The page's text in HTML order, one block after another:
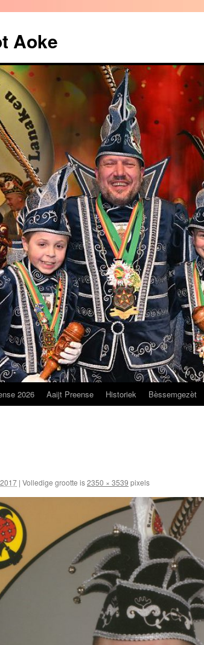
Aoke
2026 Aaijt Preense Historiek Bèssemgezèt
| Volledige grootte is2350 × 3539 pixels